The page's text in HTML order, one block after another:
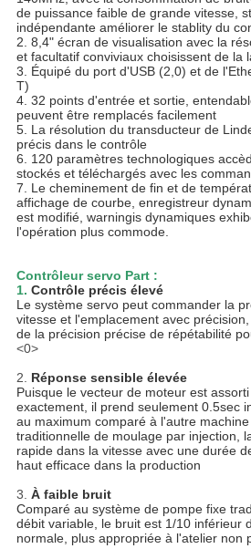
de puissance faible de grande vitesse,
indépendante améliorer le stablity du
2. 8,4" écran de visualisation avec la
et facultatif conviviaux choisissent de la
3. Équipé du port d'USB (2,0) et de
T)
4. 32 points d'entrée et sortie,
peuvent être remplacés facilement
5. La résolution du transducteur de
précis dans le contrôle
6. 120 paramètres technologiques
stockés et téléchargés avec les
7. Le cheminement de fin et de
affichage de courbe, enregistreur
est modifié, warningis dynamiques
l'opération plus commode.
Contrôleur servo Part :
1. Contrôle précis élevé
Le système servo peut commander la
vitesse et l'emplacement avec
de la précision précise de répétabilité
<0>
2. Réponse sensible élevée
Puisque le vecteur de moteur est
exactement, il prend seulement 0.5sec
au maximum comparé à l'autre
traditionnelle de moulage par injection,
rapide dans la vitesse avec une durée
haut efficace dans la production
3. À faible bruit
Comparé au système de pompe fixe
débit variable, le bruit est 1/10 inférieur
normale, plus appropriée à l'atelier non